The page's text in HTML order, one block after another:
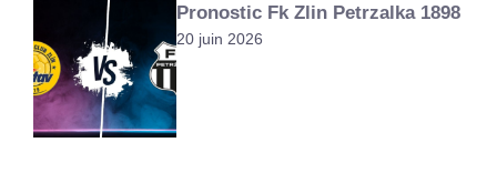
Pronostic Fk Zlin Petrzalka 1898
20 juin 2026